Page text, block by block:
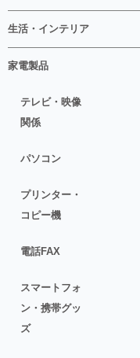
生活・インテリア
家電製品
テレビ・映像
関係
パソコン
プリンター・
コピー機
電話FAX
スマートフォ
ン・携帯グッ
ズ